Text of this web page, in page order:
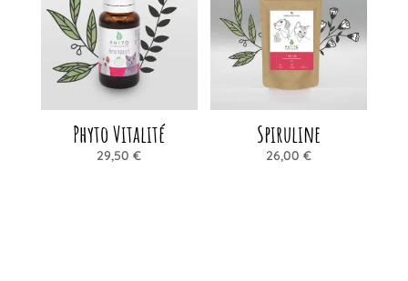
18,00 €
Phyto Vitalité
29,50€
Spiruline
26,00€